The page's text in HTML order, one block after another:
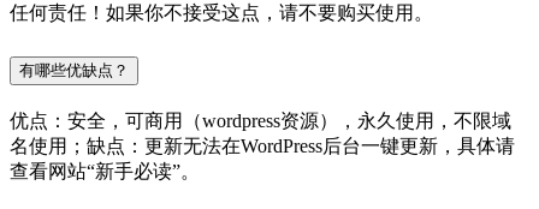
任何责任！如果你不接受这点，请不要购买使用。
有哪些优缺点？
优点：安全，可商用（wordpress资源），永久使用，不限域
名使用；缺点：更新无法在WordPress后台一键更新，具体请
查看网站“新手必读”。